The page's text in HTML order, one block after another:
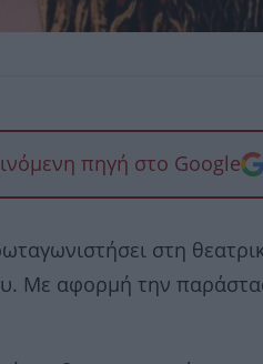
πηγή στο Google
στη
Με αφορμή την